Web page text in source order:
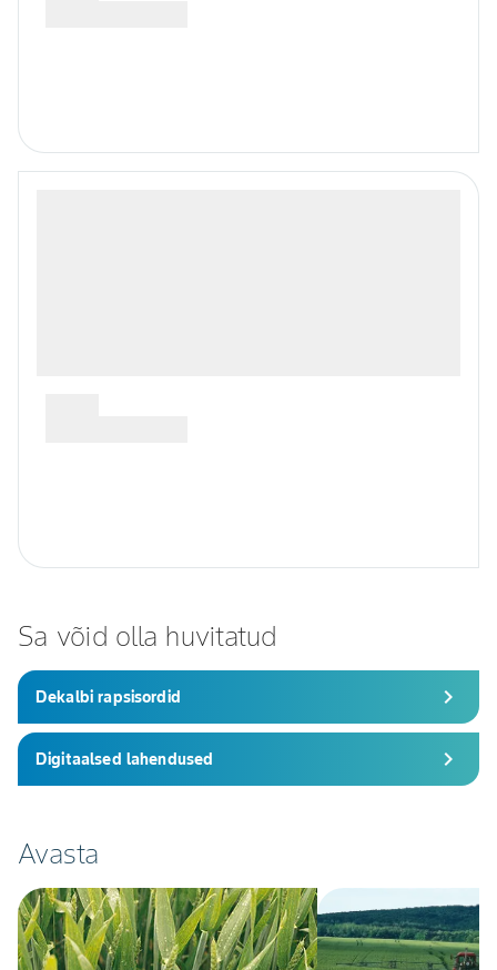
Sa võid olla huvitatud
Dekalbi rapsisordid chevron_right
Digitaalsed lahendused chevron_right
Avasta